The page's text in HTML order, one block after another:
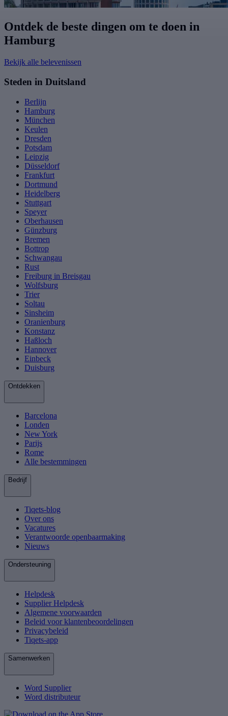
Ontdek de beste dingen om te doen in
Hamburg
Bekijk alle belevenissen
Steden in Duitsland
Berlijn
Hamburg
München
Keulen
Dresden
Potsdam
Leipzig
Düsseldorf
Frankfurt
Dortmund
Heidelberg
Stuttgart
Speyer
Oberhausen
Günzburg
Bremen
Bottrop
Schwangau
Rust
Freiburg in Breisgau
Wolfsburg
Trier
Soltau
Sinsheim
Oranienburg
Konstanz
Haßloch
Hannover
Einbeck
Duisburg
Ontdekken
Barcelona
Londen
New York
Parijs
Rome
Alle bestemmingen
Bedrijf
Tiqets-blog
Over ons
Vacatures
Verantwoorde openbaarmaking
Nieuws
Ondersteuning
Helpdesk
Supplier Helpdesk
Algemene voorwaarden
Beleid voor klantenbeoordelingen
Privacybeleid
Tiqets-app
Samenwerken
Word Supplier
Word distributeur